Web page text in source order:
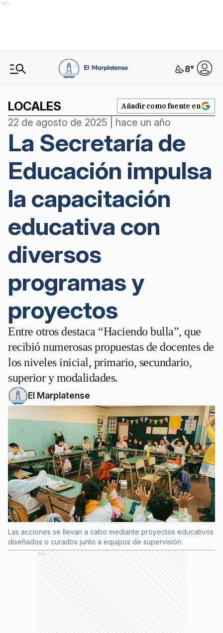
Ads
8°
LOCALES Añadir como fuente en
22 de agosto de 2025 | hace un año
La Secretaría de
Educación impulsa
la capacitación
educativa con
diversos
programas y
proyectos
Entre otros destaca “Haciendo bulla”, que
recibió numerosas propuestas de docentes de
los niveles inicial, primario, secundario,
superior y modalidades.
El Marplatense
Las acciones se llevan a cabo mediante proyectos educativos
diseñados o curados junto a equipos de supervisión.
Ads